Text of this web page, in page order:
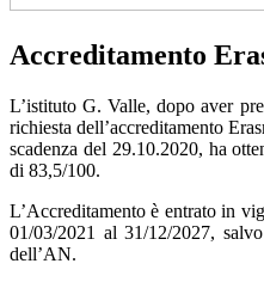
Accreditamento
L’istituto G. Valle, dopo aver
richiesta dell’accreditamento
scadenza del 29.10.2020, ha
di 83,5/100.
L’Accreditamento è entrato in
01/03/2021 al 31/12/2027,
dell’AN.